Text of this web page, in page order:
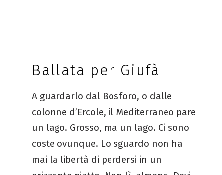
Ballata per Giufà
A guardarlo dal Bosforo, o dalle
colonne d’Ercole, il Mediterraneo pare
un lago. Grosso, ma un lago. Ci sono
coste ovunque. Lo sguardo non ha
mai la libertà di perdersi in un